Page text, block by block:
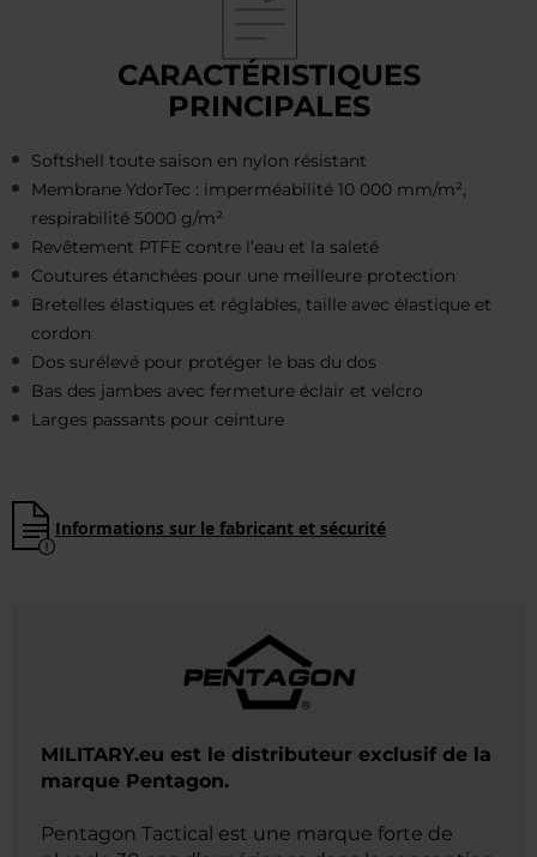
CARACTÉRISTIQUES
PRINCIPALES
Softshell toute saison en nylon résistant
Membrane YdorTec : imperméabilité 10 000 mm/m²,
respirabilité 5000 g/m²
Revêtement PTFE contre l’eau et la saleté
Coutures étanchées pour une meilleure protection
Bretelles élastiques et réglables, taille avec élastique et
cordon
Dos surélevé pour protéger le bas du dos
Bas des jambes avec fermeture éclair et velcro
Larges passants pour ceinture
Informations sur le fabricant et sécurité
MILITARY.eu est le distributeur exclusif de la
marque Pentagon.
Pentagon Tactical est une marque forte de